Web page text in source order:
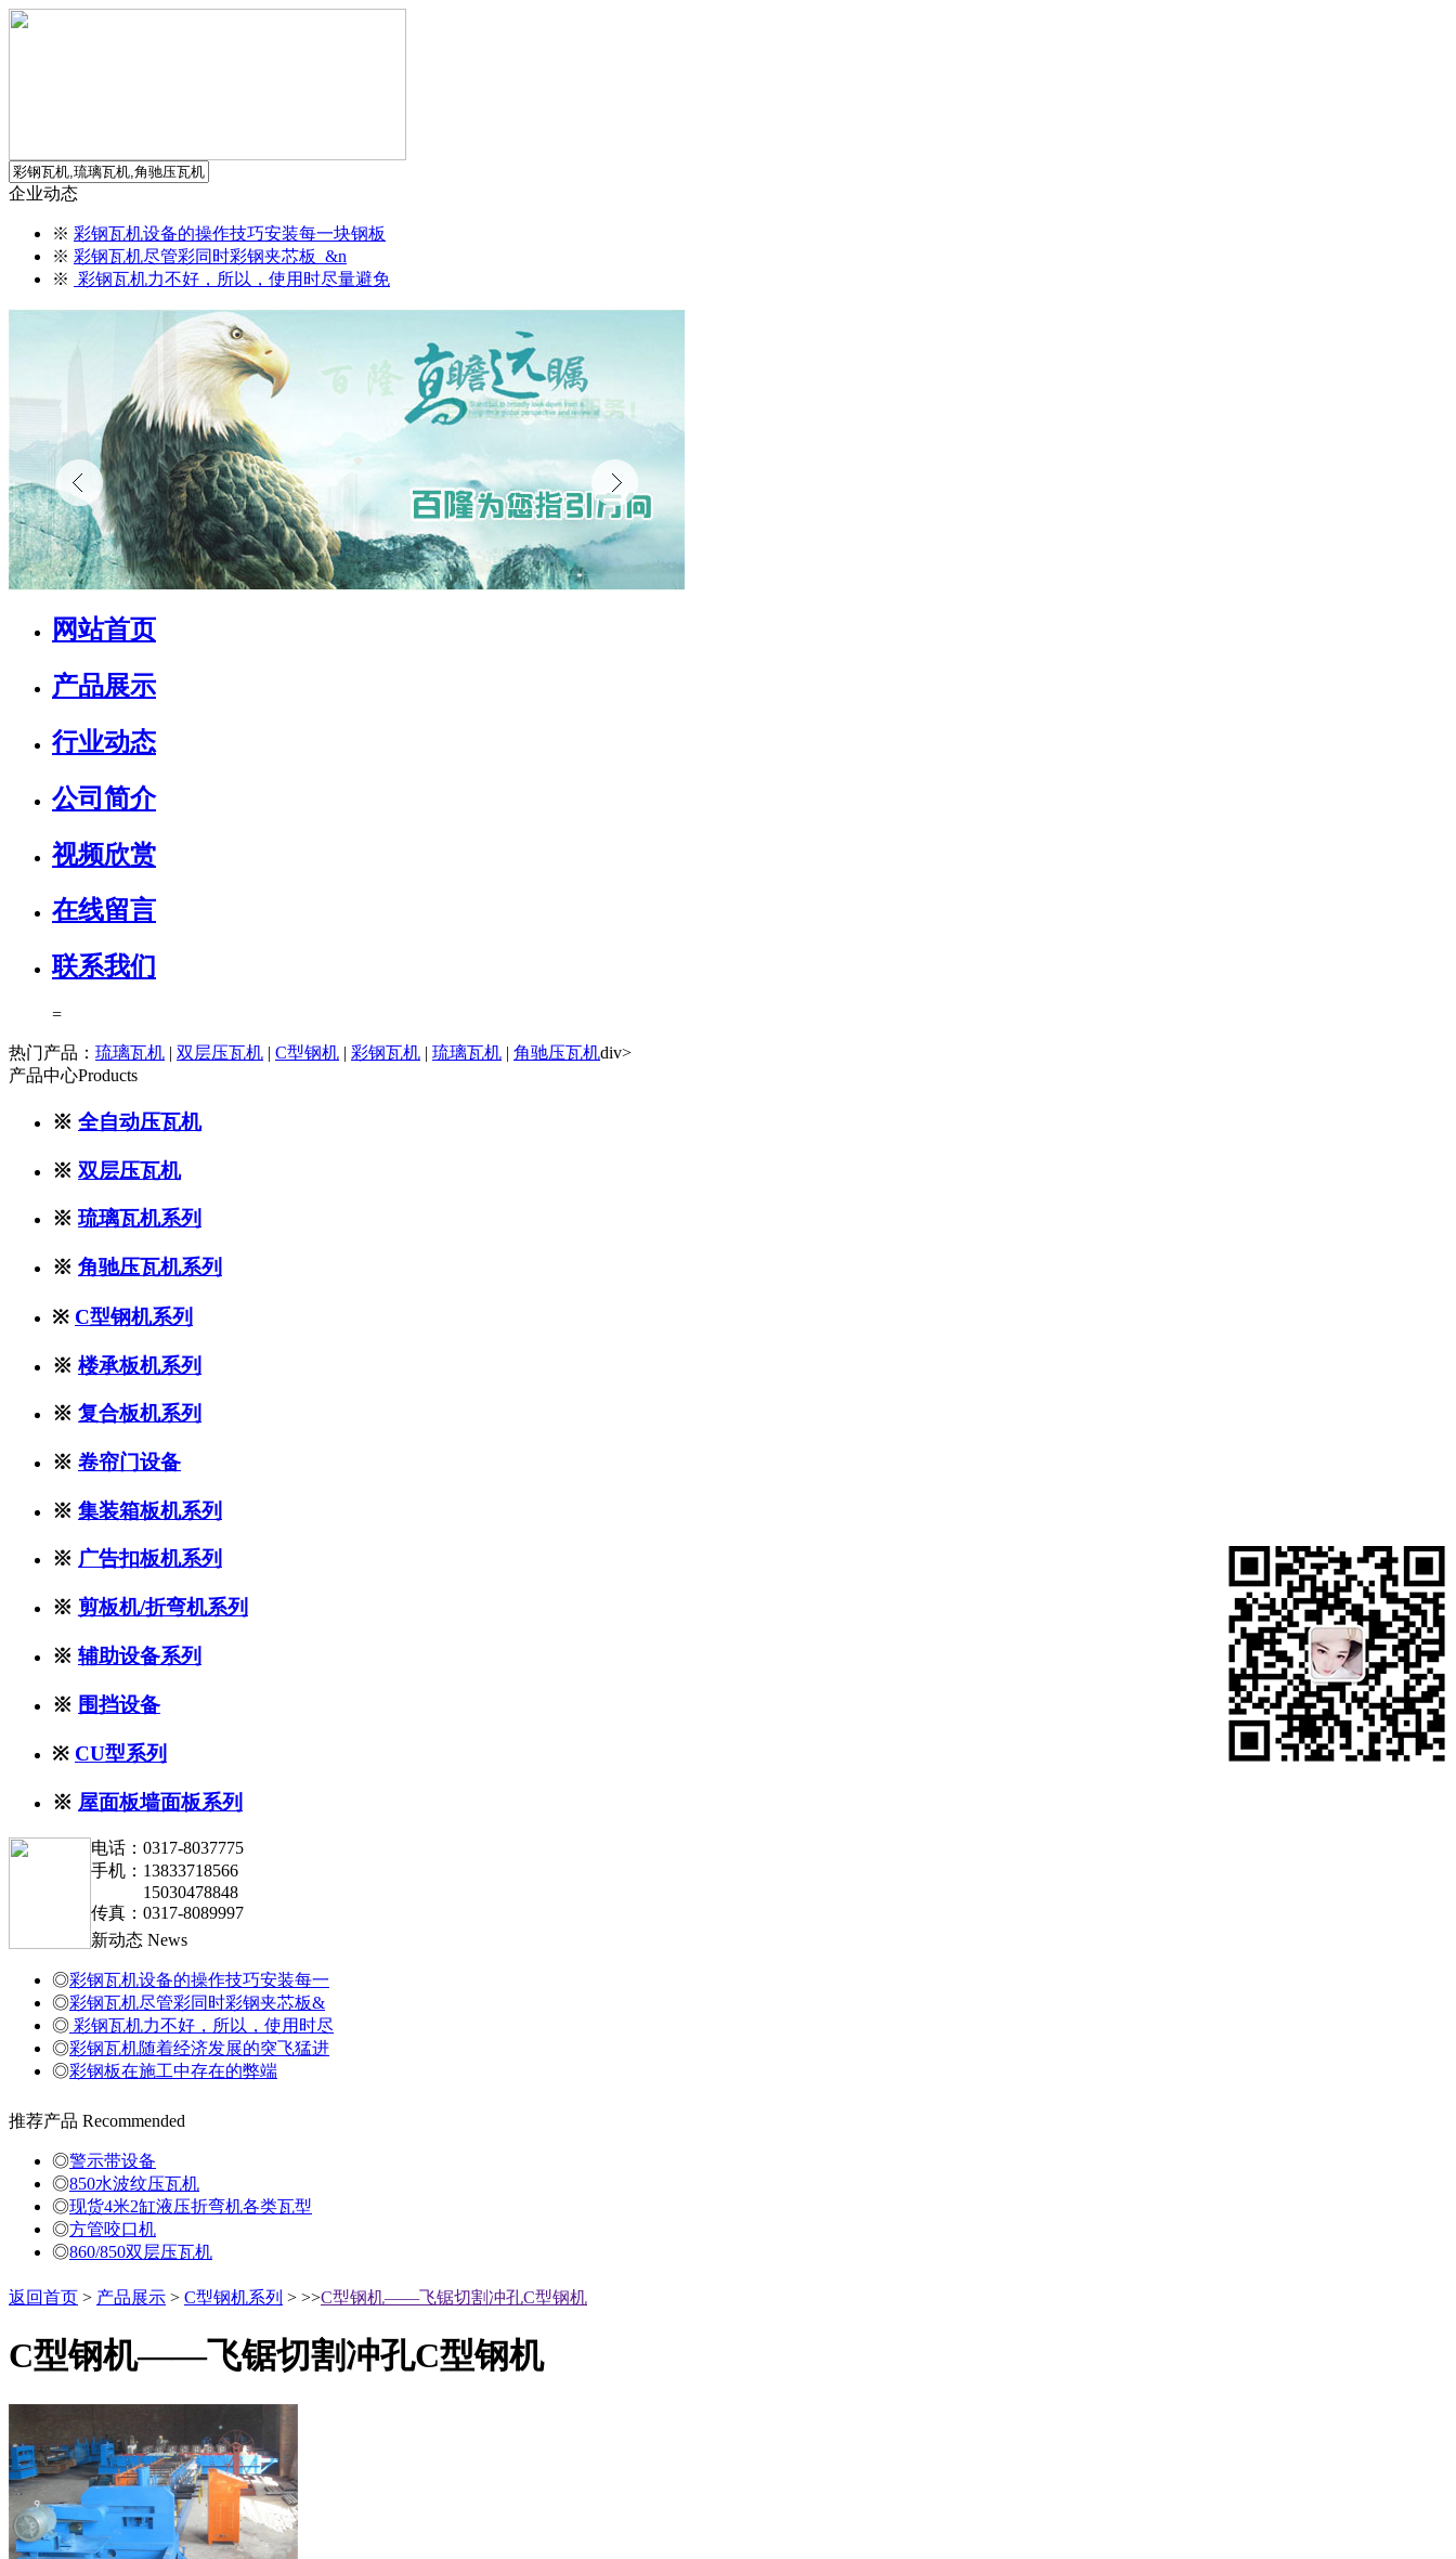
企业动态
※ 彩钢瓦机设备的操作技巧安装每一块钢板
※ 彩钢瓦机尽管彩同时彩钢夹芯板 &n
※ 彩钢瓦机力不好，所以，使用时尽量避免
网站首页
产品展示
行业动态
公司简介
视频欣赏
在线留言
联系我们
=
热门产品： 琉璃瓦机 | 双层压瓦机 | C型钢机 | 彩钢瓦机 | 琉璃瓦机 | 角驰压瓦机div>
产品中心Products
※ 全自动压瓦机
※ 双层压瓦机
※ 琉璃瓦机系列
※ 角驰压瓦机系列
※ C型钢机系列
※ 楼承板机系列
※ 复合板机系列
※ 卷帘门设备
※ 集装箱板机系列
※ 广告扣板机系列
※ 剪板机/折弯机系列
※ 辅助设备系列
※ 围挡设备
※ CU型系列
※ 屋面板墙面板系列
电话：0317-8037775
手机：13833718566
15030478848
传真：0317-8089997
新动态 News
◎彩钢瓦机设备的操作技巧安装每一
◎彩钢瓦机尽管彩同时彩钢夹芯板&
◎ 彩钢瓦机力不好，所以，使用时尽
◎彩钢瓦机随着经济发展的突飞猛进
◎彩钢板在施工中存在的弊端
推荐产品 Recommended
◎警示带设备
◎850水波纹压瓦机
◎现货4米2缸液压折弯机各类瓦型
◎方管咬口机
◎860/850双层压瓦机
返回首页 > 产品展示 > C型钢机系列 > >>C型钢机——飞锯切割冲孔C型钢机
C型钢机——飞锯切割冲孔C型钢机